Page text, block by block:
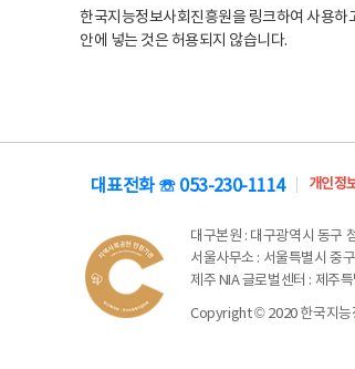
한국지능정보사회진흥원을 링크하여 사용
안에 넣는 것은 허용되지 않습니다.
대표전화 ☏ 053-230-1114 개인정
대구본원 : 대구광역시 동구
서울사무소 : 서울특별시 중
제주 NIA 글로벌센터 : 제주
Copyright © 2020 한국지